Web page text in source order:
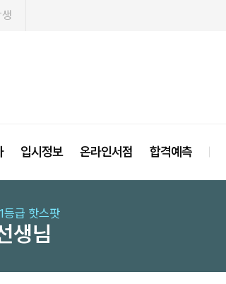
입시정보 온라인서점 합격예측
등급 핫스팟
생님